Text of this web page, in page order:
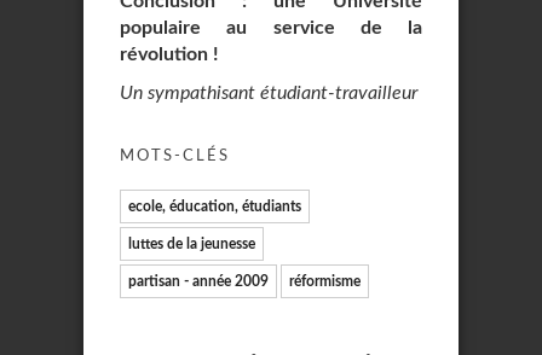
populaire au service de la
révolution !
Un sympathisant étudiant-travailleur
MOTS-CLÉS
ecole, éducation, étudiants
luttes de la jeunesse
partisan - année 2009 réformisme